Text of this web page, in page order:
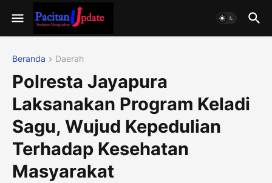
Beranda Daerah
Polresta Jayapura
Laksanakan Program Keladi
Sagu, Wujud Kepedulian
Terhadap Kesehatan
Masyarakat